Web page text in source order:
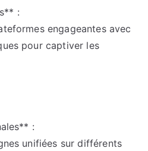
:
engageantes avec
pour captiver les
:
unifiées sur différents